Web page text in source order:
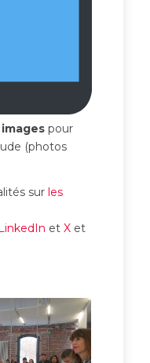
pour
(photos
sur les
et Xet